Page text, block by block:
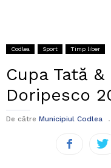
Codlea Sport Timp liber
Cupa Tată
Doripesco
De către Municipiul Codlea